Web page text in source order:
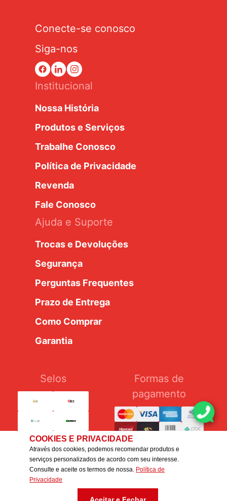
Conecte-se conosco
Siga-nos
Institucional
Nossa História
Produtos e Serviços
Trabalhe Conosco
Política de Privacidade
Revenda
Fale Conosco
Ajuda e Suporte
Trocas e Devoluções
Segurança
Perguntas Frequentes
Prazo de Entrega
Como Comprar
Garantia
Selos
Formas de
pagamento
Silcar Pneus Ltda. - CNPJ: 54.376.462/0007-22 - IE:
COOKIES E PRIVACIDADE
Através dos cookies, podemos recomendar produtos e
serviços personalizados de acordo com seu interesse.
Consulte e aceite os termos de nossa. Política de
Privacidade